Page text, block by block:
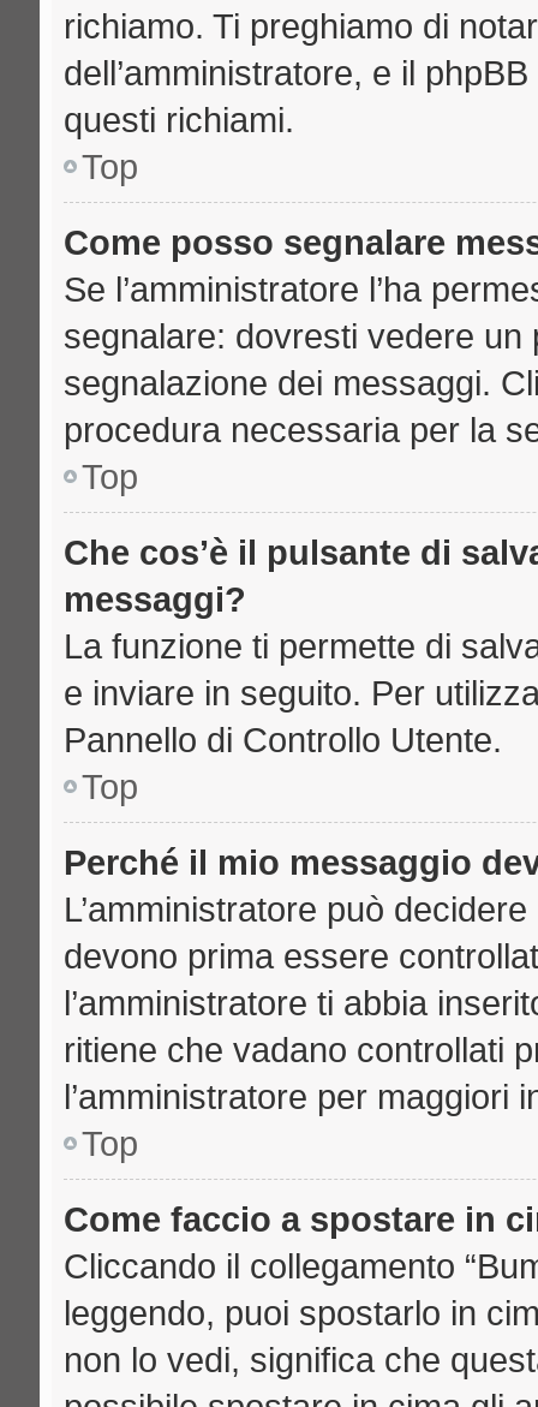
richiamo. Ti preghiamo di
dell’amministratore, e il
questi richiami.
Top
Come posso segnalare
Se l’amministratore l’ha
segnalare: dovresti vedere
segnalazione dei messaggi.
procedura necessaria per la
Top
Che cos’è il pulsante di
messaggi?
La funzione ti permette di
e inviare in seguito. Per
Pannello di Controllo Utente.
Top
Perché il mio messaggio
L’amministratore può
devono prima essere
l’amministratore ti abbia
ritiene che vadano controllati
l’amministratore per maggiori
Top
Come faccio a spostare in
Cliccando il collegamento
leggendo, puoi spostarlo in
non lo vedi, significa che